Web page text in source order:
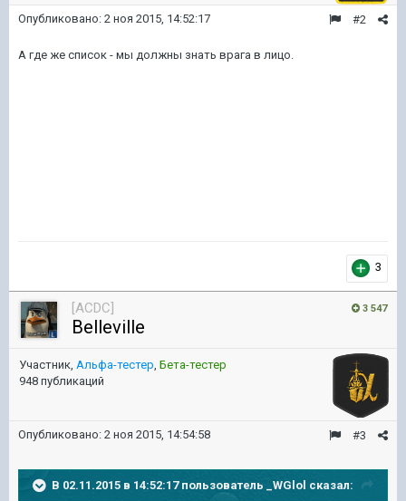
#2
Опубликовано: 2 ноя 2015, 14:52:17
А где же список - мы должны знать врага в лицо.
3
3 547
[ACDC]
Belleville
Участник, Альфа-тестер, Бета-тестер
948 публикаций
#3
Опубликовано: 2 ноя 2015, 14:54:58
В 02.11.2015 в 14:52:17 пользователь _WGlol сказал: